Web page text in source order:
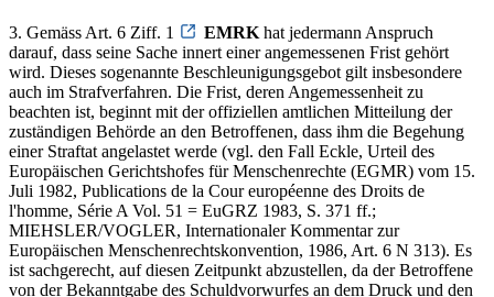
3. Gemäss Art. 6 Ziff. 1 EMRK hat jedermann Anspruch
darauf, dass seine Sache innert einer angemessenen Frist gehört
wird. Dieses sogenannte Beschleunigungsgebot gilt insbesondere
auch im Strafverfahren. Die Frist, deren Angemessenheit zu
beachten ist, beginnt mit der offiziellen amtlichen Mitteilung der
zuständigen Behörde an den Betroffenen, dass ihm die Begehung
einer Straftat angelastet werde (vgl. den Fall Eckle, Urteil des
Europäischen Gerichtshofes für Menschenrechte (EGMR) vom 15.
Juli 1982, Publications de la Cour européenne des Droits de
l'homme, Série A Vol. 51 = EuGRZ 1983, S. 371 ff.;
MIEHSLER/VOGLER, Internationaler Kommentar zur
Europäischen Menschenrechtskonvention, 1986, Art. 6 N 313). Es
ist sachgerecht, auf diesen Zeitpunkt abzustellen, da der Betroffene
von der Bekanntgabe des Schuldvorwurfes an dem Druck und den